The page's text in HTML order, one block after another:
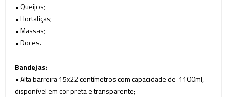
• Queijos;
• Hortaliças;
• Massas;
• Doces.
Bandejas:
• Alta barreira 15x22 centímetros com capacidade de 1100ml,
disponível em cor preta e transparente;